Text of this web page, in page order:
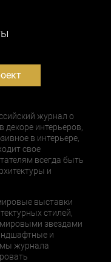
журнал о
декоре интерьеров,
в интерьере,
свое
всегда быть
и
выставки
стилей,
мировыми звездами
и
журнала